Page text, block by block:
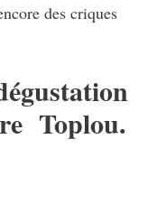
des criques
Toplou.